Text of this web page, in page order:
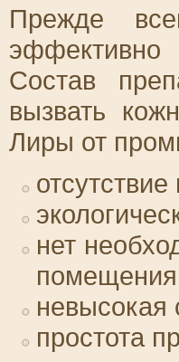
Прежде
эффективно
Состав
вызвать
Лиры от
нет
невысокая
простота